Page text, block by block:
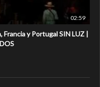
02:59
y Portugal SIN LUZ |